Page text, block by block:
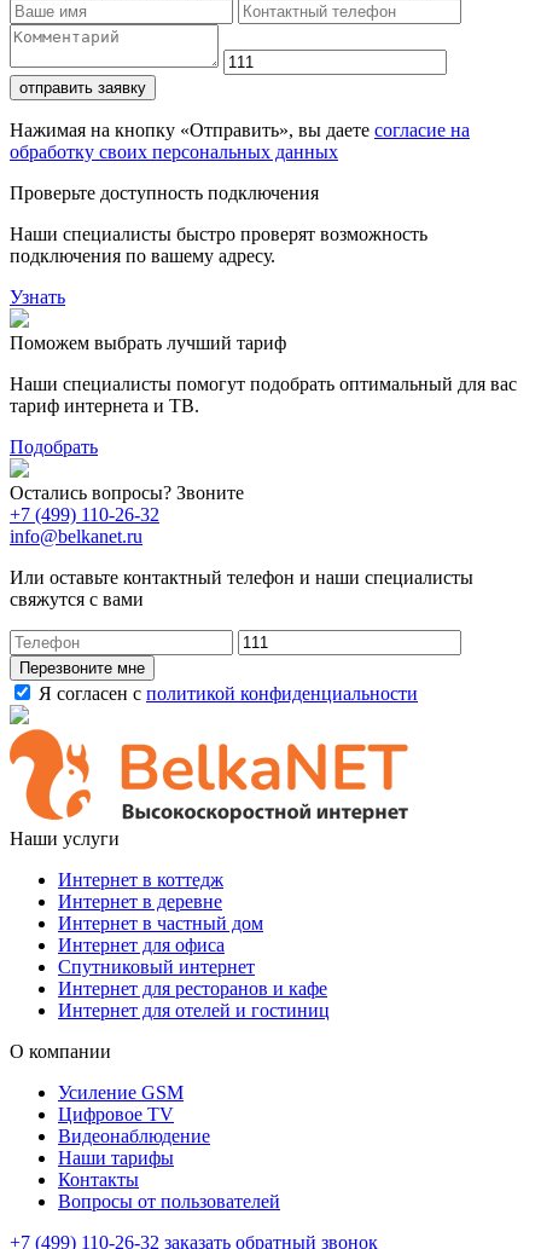
отправить заявку
Нажимая на кнопку «Отправить», вы даете согласие на
обработку своих персональных данных
Проверьте доступность подключения
Наши специалисты быстро проверят возможность
подключения по вашему адресу.
Узнать
Поможем выбрать лучший тариф
Наши специалисты помогут подобрать оптимальный для вас
тариф интернета и ТВ.
Подобрать
Остались вопросы? Звоните
+7 (499) 110-26-32
info@belkanet.ru
Или оставьте контактный телефон и наши специалисты
свяжутся с вами
Перезвоните мне
Я согласен с политикой конфиденциальности
Наши услуги
Интернет в коттедж
Интернет в деревне
Интернет в частный дом
Интернет для офиса
Спутниковый интернет
Интернет для ресторанов и кафе
Интернет для отелей и гостиниц
О компании
Усиление GSM
Цифровое TV
Видеонаблюдение
Наши тарифы
Контакты
Вопросы от пользователей
+7 (499) 110-26-32 заказать обратный звонок